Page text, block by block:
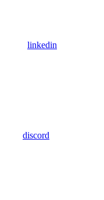
linkedin
discord